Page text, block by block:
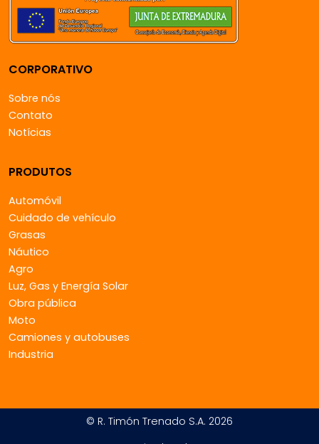
CORPORATIVO
Sobre nós
Contato
Notícias
PRODUTOS
Automóvil
Cuidado de vehículo
Grasas
Náutico
Agro
Luz, Gas y Energía Solar
Obra pública
Moto
Camiones y autobuses
Industria
© R. Timón Trenado S.A. 2026